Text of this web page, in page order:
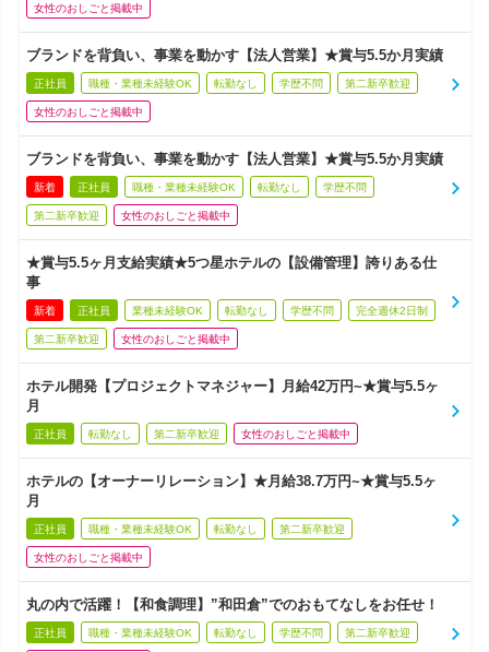
女性のおしごと掲載中
ブランドを背負い、事業を動かす【法人営業】★賞与5.5か月実績
正社員 職種・業種未経験OK 転勤なし 学歴不問 第二新卒歓迎
女性のおしごと掲載中
ブランドを背負い、事業を動かす【法人営業】★賞与5.5か月実績
新着 正社員 職種・業種未経験OK 転勤なし 学歴不問
第二新卒歓迎 女性のおしごと掲載中
★賞与5.5ヶ月支給実績★5つ星ホテルの【設備管理】誇りある仕
事
新着 正社員 業種未経験OK 転勤なし 学歴不問 完全週休2日制
第二新卒歓迎 女性のおしごと掲載中
ホテル開発【プロジェクトマネジャー】月給42万円~★賞与5.5ヶ
月
正社員 転勤なし 第二新卒歓迎 女性のおしごと掲載中
ホテルの【オーナーリレーション】★月給38.7万円~★賞与5.5ヶ
月
正社員 職種・業種未経験OK 転勤なし 第二新卒歓迎
女性のおしごと掲載中
丸の内で活躍！【和食調理】”和田倉”でのおもてなしをお任せ！
正社員 職種・業種未経験OK 転勤なし 学歴不問 第二新卒歓迎